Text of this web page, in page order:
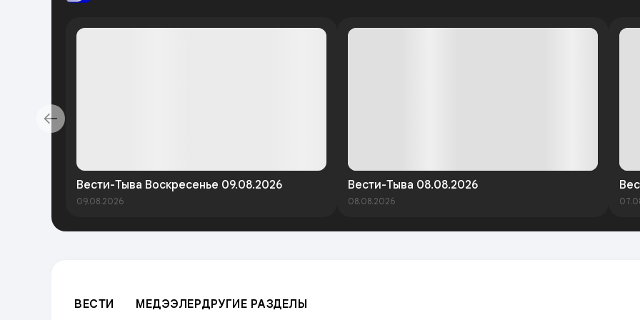
Вести-Тыва Воскресенье 09.08.2026
09.08.2026
Вести-Тыва 08.08.2026
08.08.2026
ВЕСТИ МЕДЭЭЛЕРДРУГИЕ РАЗДЕЛЫ